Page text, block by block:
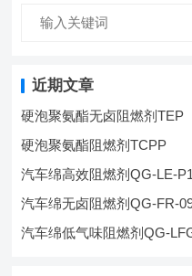
近期文章
硬泡聚氨酯无卤阻燃剂TEP
硬泡聚氨酯阻燃剂TCPP
汽车绵高效阻燃剂QG-LE-
汽车绵无卤阻燃剂QG-FR-
汽车绵低气味阻燃剂QG-